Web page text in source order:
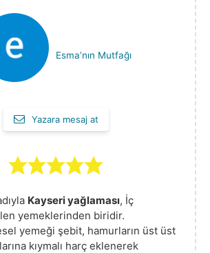
Esma’nın Mutfağı
Yazara mesaj at
Kayseri yağlaması, İç
yemeklerinden biridir.
yemeği şebit, hamurların üst üst
kıymalı harç eklenerek